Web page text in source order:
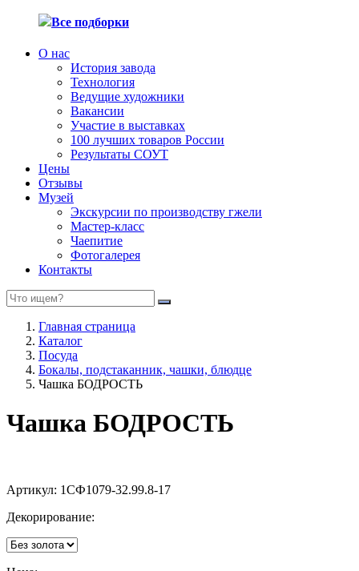
Все подборки
О нас
История завода
Технология
Ведущие художники
Вакансии
Участие в выставках
100 лучших товаров России
Результаты СОУТ
Цены
Отзывы
Музей
Экскурсии по производству гжели
Мастер-класс
Чаепитие
Фотогалерея
Контакты
Главная страница
Каталог
Посуда
Бокалы, подстаканник, чашки, блюдце
Чашка БОДРОСТЬ
Чашка БОДРОСТЬ
Артикул: 1СФ1079-32.99.8-17
Декорирование: